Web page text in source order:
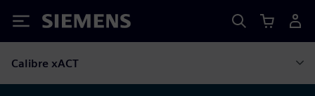
Siemens
Calibre xACT